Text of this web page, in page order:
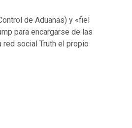
de Aduanas) y «fiel
para encargarse de las
red social Truth el propio